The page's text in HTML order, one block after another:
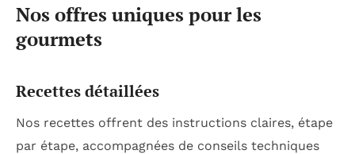
Nos offres uniques pour les
gourmets
Recettes détaillées
Nos recettes offrent des instructions claires, étape
par étape, accompagnées de conseils techniques